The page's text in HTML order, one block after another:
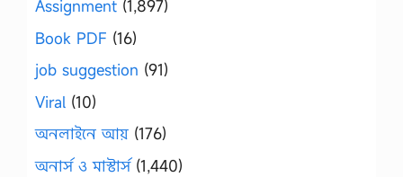
Assignment (1,897)
Book PDF (16)
job suggestion (91)
Viral (10)
অনলাইনে আয় (176)
অনার্স ও মাস্টার্স(1,440)